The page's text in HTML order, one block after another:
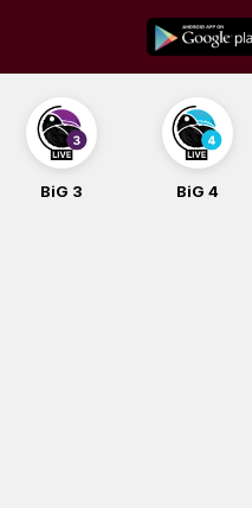
content
BiG 3 BiG 4